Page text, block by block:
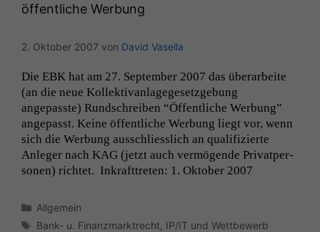
öffentliche Werbung
2. Oktober 2007 von David Vasella
Die EBK hat am 27. Sep­tem­ber 2007 das über­ar­beite
(an die neue Kollek­ti­van­lagege­set­zge­bung
angepasste) Rund­schreiben “Öffentliche Wer­bung”
angepasst. Keine öffentliche Wer­bung liegt vor, wenn
sich die Wer­bung auss­chliesslich an qual­i­fizierte
Anleger nach KAG (jet­zt auch ver­mö­gende Pri­vat­per­
so­n­en) richtet. Inkraft­treten: 1. Okto­ber 2007
Kategorien
Allgemein
Schlagwörter
Bank- u. Finanzmarktrecht IP/IT und Wettbewerb
Notwendige
Cookies
Diese
Cookies sind
braucht sie,